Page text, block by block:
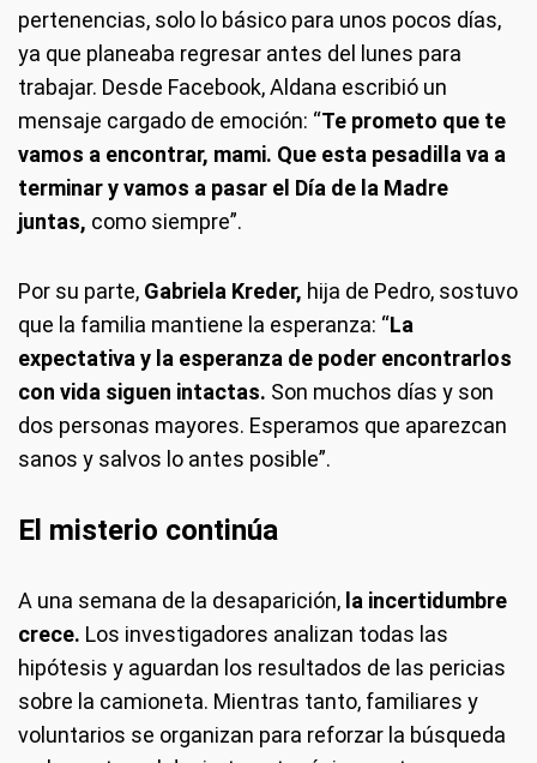
pertenencias, solo lo básico para unos pocos días,
ya que planeaba regresar antes del lunes para
trabajar. Desde Facebook, Aldana escribió un
mensaje cargado de emoción: “Te prometo que te
vamos a encontrar, mami. Que esta pesadilla va a
terminar y vamos a pasar el Día de la Madre
juntas, como siempre”.
Por su parte, Gabriela Kreder, hija de Pedro, sostuvo
que la familia mantiene la esperanza: “La
expectativa y la esperanza de poder encontrarlos
con vida siguen intactas. Son muchos días y son
dos personas mayores. Esperamos que aparezcan
sanos y salvos lo antes posible”.
El misterio continúa
A una semana de la desaparición, la incertidumbre
crece. Los investigadores analizan todas las
hipótesis y aguardan los resultados de las pericias
sobre la camioneta. Mientras tanto, familiares y
voluntarios se organizan para reforzar la búsqueda